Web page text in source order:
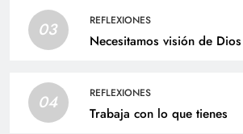
03 REFLEXIONES
Necesitamos visión de Dios
04 REFLEXIONES
Trabaja con lo que tienes